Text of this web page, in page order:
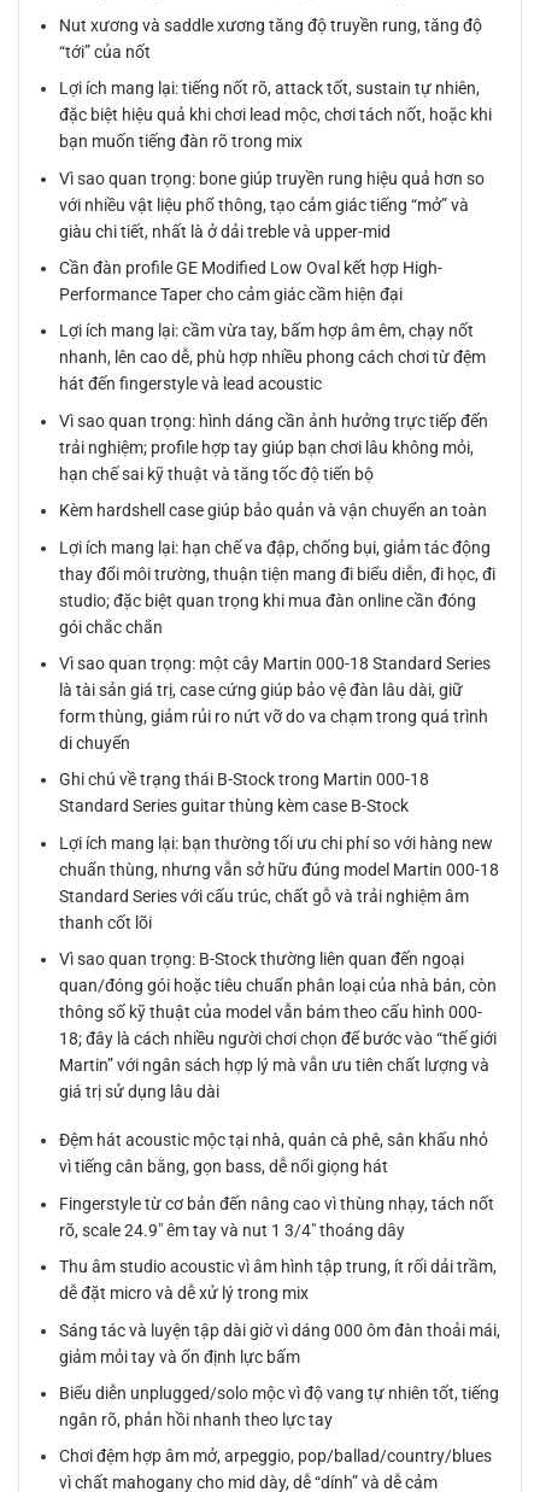
Nut xương và saddle xương tăng độ truyền rung, tăng độ
“tới” của nốt
Lợi ích mang lại: tiếng nốt rõ, attack tốt, sustain tự nhiên,
đặc biệt hiệu quả khi chơi lead mộc, chơi tách nốt, hoặc khi
bạn muốn tiếng đàn rõ trong mix
Vì sao quan trọng: bone giúp truyền rung hiệu quả hơn so
với nhiều vật liệu phổ thông, tạo cảm giác tiếng “mở” và
giàu chi tiết, nhất là ở dải treble và upper-mid
Cần đàn profile GE Modified Low Oval kết hợp High-
Performance Taper cho cảm giác cầm hiện đại
Lợi ích mang lại: cầm vừa tay, bấm hợp âm êm, chạy nốt
nhanh, lên cao dễ, phù hợp nhiều phong cách chơi từ đệm
hát đến fingerstyle và lead acoustic
Vì sao quan trọng: hình dáng cần ảnh hưởng trực tiếp đến
trải nghiệm; profile hợp tay giúp bạn chơi lâu không mỏi,
hạn chế sai kỹ thuật và tăng tốc độ tiến bộ
Kèm hardshell case giúp bảo quản và vận chuyển an toàn
Lợi ích mang lại: hạn chế va đập, chống bụi, giảm tác động
thay đổi môi trường, thuận tiện mang đi biểu diễn, đi học, đi
studio; đặc biệt quan trọng khi mua đàn online cần đóng
gói chắc chắn
Vì sao quan trọng: một cây Martin 000-18 Standard Series
là tài sản giá trị, case cứng giúp bảo vệ đàn lâu dài, giữ
form thùng, giảm rủi ro nứt vỡ do va chạm trong quá trình
di chuyển
Ghi chú về trạng thái B-Stock trong Martin 000-18
Standard Series guitar thùng kèm case B-Stock
Lợi ích mang lại: bạn thường tối ưu chi phí so với hàng new
chuẩn thùng, nhưng vẫn sở hữu đúng model Martin 000-18
Standard Series với cấu trúc, chất gỗ và trải nghiệm âm
thanh cốt lõi
Vì sao quan trọng: B-Stock thường liên quan đến ngoại
quan/đóng gói hoặc tiêu chuẩn phân loại của nhà bán, còn
thông số kỹ thuật của model vẫn bám theo cấu hình 000-
18; đây là cách nhiều người chơi chọn để bước vào “thế giới
Martin” với ngân sách hợp lý mà vẫn ưu tiên chất lượng và
giá trị sử dụng lâu dài
Đệm hát acoustic mộc tại nhà, quán cà phê, sân khấu nhỏ
vì tiếng cân bằng, gọn bass, dễ nổi giọng hát
Fingerstyle từ cơ bản đến nâng cao vì thùng nhạy, tách nốt
rõ, scale 24.9″ êm tay và nut 1 3/4″ thoáng dây
Thu âm studio acoustic vì âm hình tập trung, ít rối dải trầm,
dễ đặt micro và dễ xử lý trong mix
Sáng tác và luyện tập dài giờ vì dáng 000 ôm đàn thoải mái,
giảm mỏi tay và ổn định lực bấm
Biểu diễn unplugged/solo mộc vì độ vang tự nhiên tốt, tiếng
ngân rõ, phản hồi nhanh theo lực tay
Chơi đệm hợp âm mở, arpeggio, pop/ballad/country/blues
vì chất mahogany cho mid dày, dễ “dính” và dễ cảm